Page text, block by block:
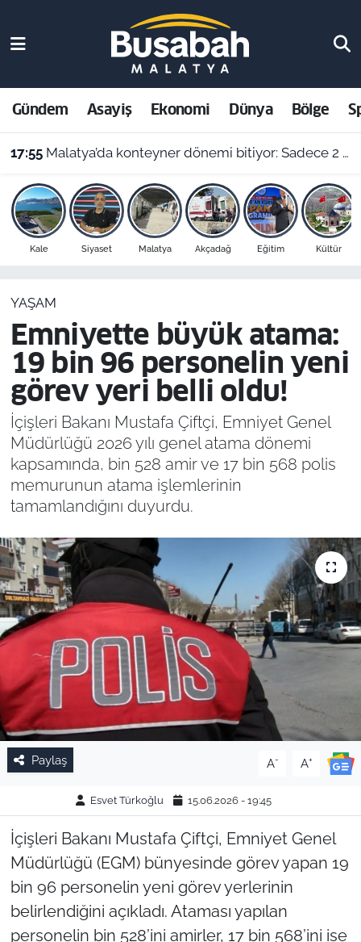
Gündem Asayiş Ekonomi Dünya Bölge
17:55 Malatya’da konteyner dönemi bitiyor: Sadece 2 kent kalacak
Kale Siyaset Malatya Akçadağ Eğitim Kültür
YAŞAM
Emniyette büyük atama:
19 bin 96 personelin yeni
görev yeri belli oldu!
İçişleri Bakanı Mustafa Çiftçi, Emniyet Genel
Müdürlüğü 2026 yılı genel atama dönemi
kapsamında, bin 528 amir ve 17 bin 568 polis
memurunun atama işlemlerinin
tamamlandığını duyurdu.
Paylaş A- A+
Esvet Türkoğlu 15.06.2026 - 19:45
İçişleri Bakanı Mustafa Çiftçi, Emniyet Genel
Müdürlüğü (EGM) bünyesinde görev yapan 19
bin 96 personelin yeni görev yerlerinin
belirlendiğini açıkladı. Ataması yapılan
personelin bin 528’ini amirler, 17 bin 568’ini ise
Asayiş
Ekonomi
Dünya
Bölge
Resmi İlanlar
Malatya Nöbetçi Eczaneler
Malatya Hava Durumu
Malatya Namaz Vakitleri
Malatya Trafik Yoğunluk Haritası
Süper Lig Puan Durumu ve Fikstür
Son Dakika Haberleri
Haber Arşivi